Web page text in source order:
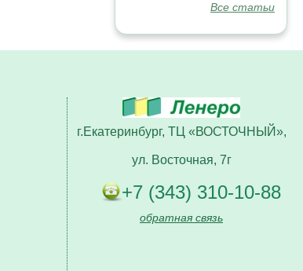
Все статьи
г.Екатеринбург, ТЦ «ВОСТОЧНЫЙ»,
ул. Восточная, 7г
+7 (343) 310-10-88
обратная связь